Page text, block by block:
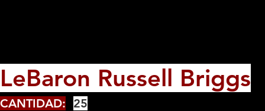
LeBaron Russell Briggs
CANTIDAD: 25